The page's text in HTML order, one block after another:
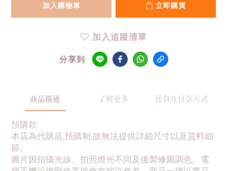
加入購物車 立即購買
加入追蹤清單
分享到
商品描述 了解更多 送貨及付款方式
預購款
本店為代購店,預購制,故無法提供詳細尺寸以及質料細
節。
圖片因拍攝光線、拍照燈光不同及後製修圖調色、電